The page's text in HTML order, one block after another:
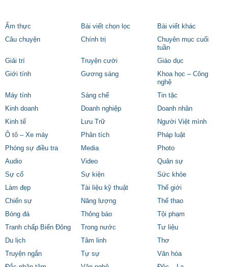
Ẩm thực Bài viết chọn lọc
Bài viết khác
Câu chuyện
Chính trị
Chuyên mục cuối
tuần
Giải trí
Truyện cười
Giáo dục
Giới tính
Gương sáng
Khoa học – Công
nghệ
Máy tính
Sáng chế
Tin tặc
Kinh doanh
Doanh nghiệp
Doanh nhân
Kinh tế
Lưu Trữ
Người Việt mình
Ô tô – Xe máy
Phân tích
Pháp luật
Phóng sự điều tra
Media
Photo
Audio
Video
Quân sự
Sự cố
Sự kiện
Sức khỏe
Làm đẹp
Tài liệu kỹ thuật
Thế giới
Chiến sự
Năng lượng
Thể thao
Bóng đá
Thông báo
Tội phạm
Tranh chấp Biển Đông
Trong nước
Tư liệu
Du lịch
Tâm linh
Thơ
Truyện ngắn
Tự sự
Văn hóa